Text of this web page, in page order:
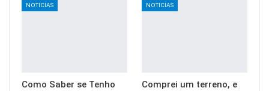
NOTICIAS
Como Saber se Tenho
NOTICIAS
Comprei um terreno, e